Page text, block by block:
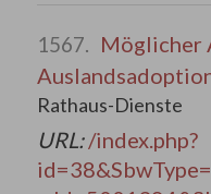
1567. Möglicher
Rathaus-Dienste
URL:/index.php?